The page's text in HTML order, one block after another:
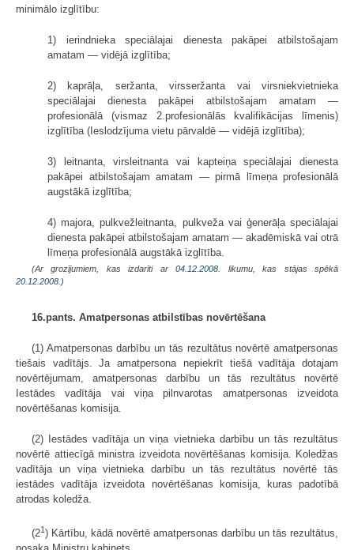
minimālo izglītību:
1) ierindnieka speciālajai dienesta pakāpei atbilstošajam
amatam — vidējā izglītība;
2) kaprāļa, seržanta, virsseržanta vai virsniekvietnieka
speciālajai dienesta pakāpei atbilstošajam amatam —
profesionālā (vismaz 2.profesionālās kvalifikācijas līmenis)
izglītība (Ieslodzījuma vietu pārvaldē — vidējā izglītība);
3) leitnanta, virsleitnanta vai kapteiņa speciālajai dienesta
pakāpei atbilstošajam amatam — pirmā līmeņa profesionālā
augstākā izglītība;
4) majora, pulkvežleitnanta, pulkveža vai ģenerāļa speciālajai
dienesta pakāpei atbilstošajam amatam — akadēmiskā vai otrā
līmeņa profesionālā augstākā izglītība.
(Ar grozījumiem, kas izdarīti ar04.12.2008 . likumu, kas stājas spēkā
20.12.2008. )
16.pants. Amatpersonas atbilstības novērtēšana
(1) Amatpersonas darbību un tās rezultātus novērtē amatpersonas
tiešais vadītājs. Ja amatpersona nepiekrīt tiešā vadītāja dotajam
novērtējumam, amatpersonas darbību un tās rezultātus novērtē
Iestādes vadītāja vai viņa pilnvarotas amatpersonas izveidota
novērtēšanas komisija.
(2) Iestādes vadītāja un viņa vietnieka darbību un tās rezultātus
novērtē attiecīgā ministra izveidota novērtēšanas komisija. Koledžas
vadītāja un viņa vietnieka darbību un tās rezultātus novērtē tās
iestādes vadītāja izveidota novērtēšanas komisija, kuras padotībā
atrodas koledža.
(21) Kārtību, kādā novērtē amatpersonas darbību un tās rezultātus,